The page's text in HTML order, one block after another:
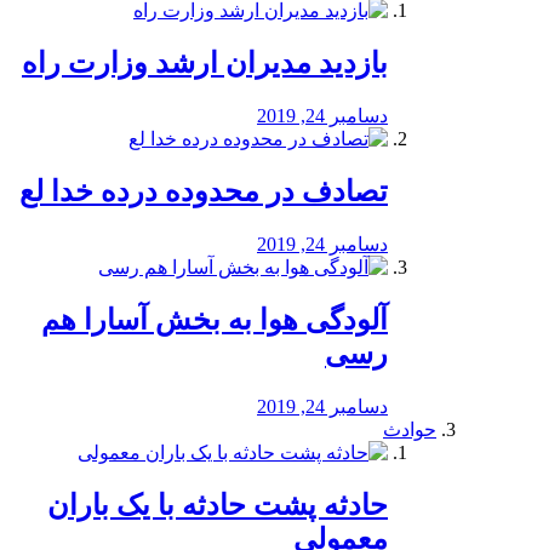
بازدید مدیران ارشد وزارت راه
دسامبر 24, 2019
تصادف در محدوده درده خدا لع
دسامبر 24, 2019
آلودگی هوا به بخش آسارا هم
رسی
دسامبر 24, 2019
حوادث
️حادثه پشت حادثه با یک باران
معمولی